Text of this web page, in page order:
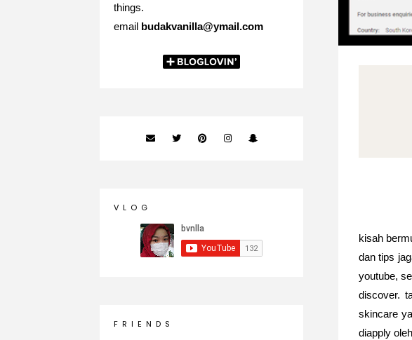
kisah
dan tips
youtube,
discover.
skincare
diapply
things.
email budakvanilla@ymail.com
V L O G
F R I E N D S